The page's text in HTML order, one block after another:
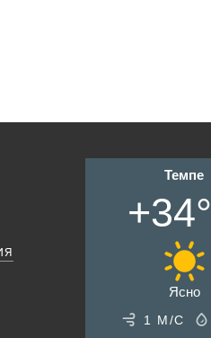
Темпе
Ясно
1 М/С